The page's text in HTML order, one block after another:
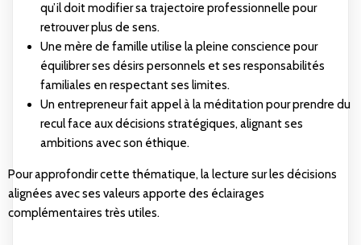
qu’il doit modifier sa trajectoire professionnelle pour
retrouver plus de sens.
Une mère de famille utilise la pleine conscience pour
équilibrer ses désirs personnels et ses responsabilités
familiales en respectant ses limites.
Un entrepreneur fait appel à la méditation pour prendre du
recul face aux décisions stratégiques, alignant ses
ambitions avec son éthique.
Pour approfondir cette thématique, la lecture surles décisions
alignées avec ses valeurs apporte des éclairages
complémentaires très utiles.